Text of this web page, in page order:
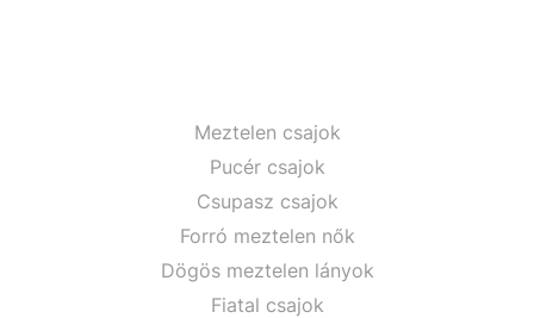
Meztelen csajok
Pucér csajok
Csupasz csajok
Forró meztelen nők
Dögös meztelen lányok
Fiatal csajok